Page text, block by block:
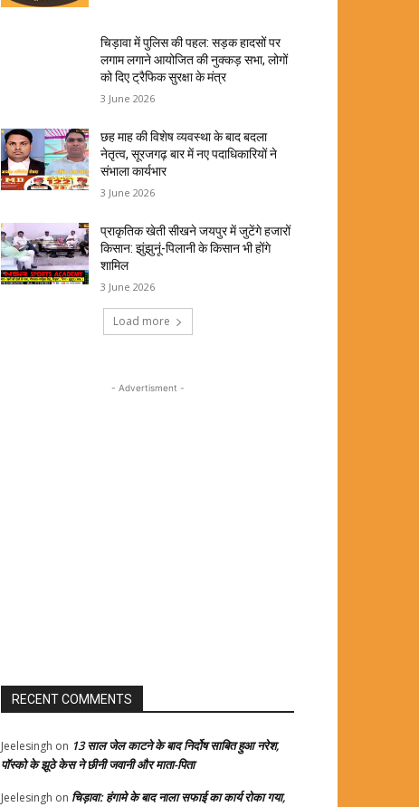
चिड़ावा में पुलिस की पहल: सड़क हादसों पर
लगाम लगाने आयोजित की नुक्कड़ सभा, लोगों
को दिए ट्रैफिक सुरक्षा के मंत्र
3 June 2026
छह माह की विशेष व्यवस्था के बाद बदला
नेतृत्व, सूरजगढ़ बार में नए पदाधिकारियों ने
संभाला कार्यभार
3 June 2026
प्राकृतिक खेती सीखने जयपुर में जुटेंगे हजारों
किसान: झुंझुनूं-पिलानी के किसान भी होंगे
शामिल
3 June 2026
Load more
- Advertisment -
RECENT COMMENTS
Jeelesingh on 13 साल जेल काटने के बाद निर्दोष साबित हुआ नरेश,
पॉस्को के झूठे केस ने छीनी जवानी और माता-पिता
Jeelesingh on चिड़ावा: हंगामे के बाद नाला सफाई का कार्य रोका गया,